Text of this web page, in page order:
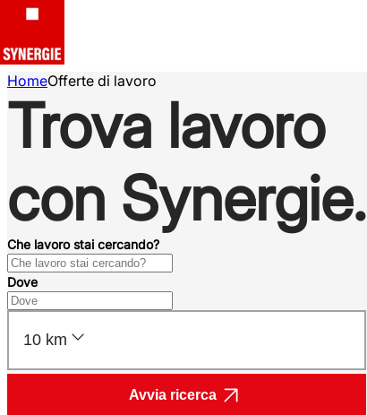
HomeOfferte di lavoro
Trova lavoro
con Synergie.
Che lavoro stai cercando?
Dove
10 km
Avvia ricerca